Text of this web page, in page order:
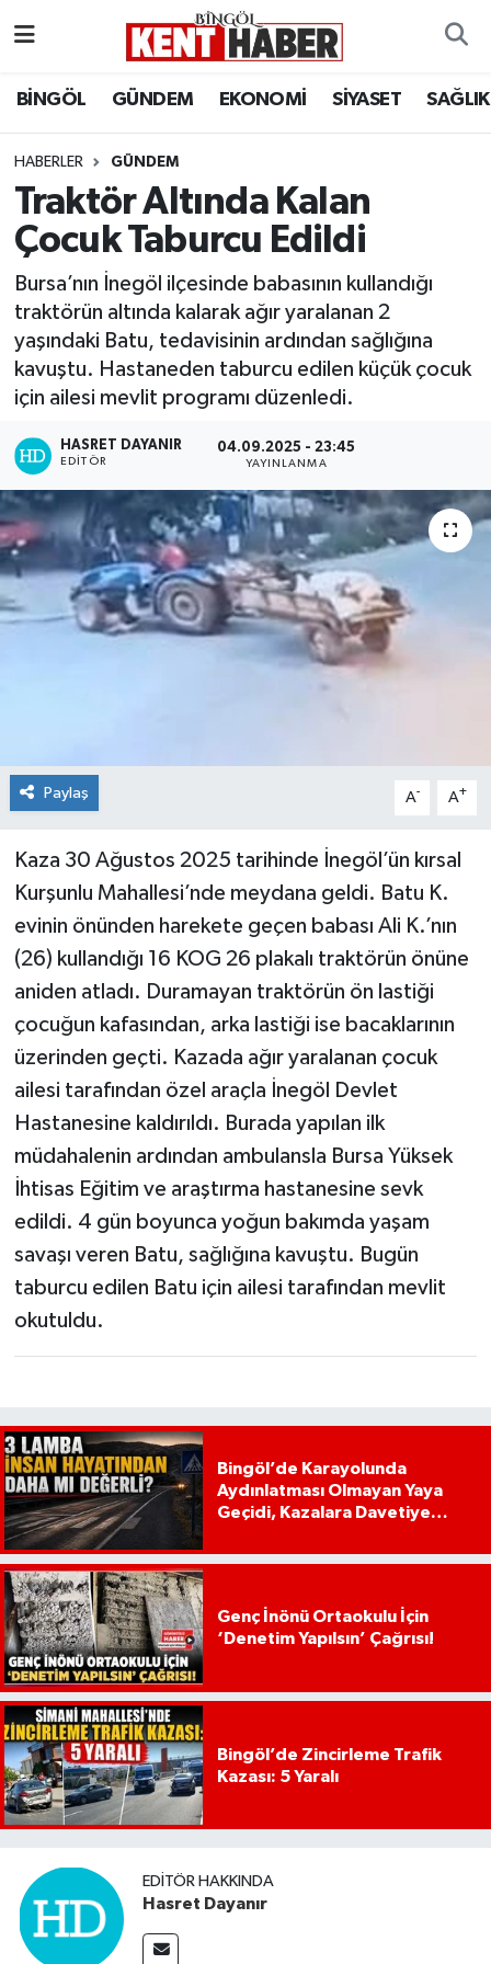
BİNGÖL GÜNDEM EKONOMİ SİYASET SAĞLIK
HABERLER GÜNDEM
Traktör Altında Kalan
Çocuk Taburcu Edildi
Bursa’nın İnegöl ilçesinde babasının kullandığı
traktörün altında kalarak ağır yaralanan 2
yaşındaki Batu, tedavisinin ardından sağlığına
kavuştu. Hastaneden taburcu edilen küçük çocuk
için ailesi mevlit programı düzenledi.
HASRET DAYANIR
EDITÖR
04.09.2025 - 23:45
YAYINLANMA
Paylaş A- A+
Kaza 30 Ağustos 2025 tarihinde İnegöl’ün kırsal
Kurşunlu Mahallesi’nde meydana geldi. Batu K.
evinin önünden harekete geçen babası Ali K.’nın
(26) kullandığı 16 KOG 26 plakalı traktörün önüne
aniden atladı. Duramayan traktörün ön lastiği
çocuğun kafasından, arka lastiği ise bacaklarının
üzerinden geçti. Kazada ağır yaralanan çocuk
ailesi tarafından özel araçla İnegöl Devlet
Hastanesine kaldırıldı. Burada yapılan ilk
müdahalenin ardından ambulansla Bursa Yüksek
İhtisas Eğitim ve araştırma hastanesine sevk
edildi. 4 gün boyunca yoğun bakımda yaşam
savaşı veren Batu, sağlığına kavuştu. Bugün
taburcu edilen Batu için ailesi tarafından mevlit
okutuldu.
Bingöl’de Karayolunda
Aydınlatması Olmayan Yaya
Geçidi, Kazalara Davetiye
Genç İnönü Ortaokulu İçin
‘Denetim Yapılsın’ Çağrısı!
Bingöl’de Zincirleme Trafik
Kazası: 5 Yaralı
EDITÖR HAKKINDA
Hasret Dayanır
BİLİM-TEKNOLOJİ
DÜNYA
EĞİTİM
EKONOMİ
GENÇ
KİĞI
MERKEZ
RESMİ İLANLAR
SOLHAN
SPOR
YAYLADERE
Bingöl Hava Durumu
Bingöl Namaz Vakitleri
Bingöl Trafik Yoğunluk Haritası
Süper Lig Puan Durumu ve Fikstür
Tüm Manşetler